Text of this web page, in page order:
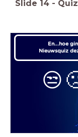
Slide 14 -
En...hoe
Nieuwsquiz
😒